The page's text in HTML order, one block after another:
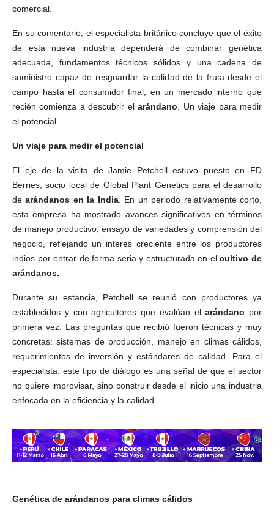
comercial.
En su comentario, el especialista británico concluye que el éxito
de esta nueva industria dependerá de combinar genética
adecuada, fundamentos técnicos sólidos y una cadena de
suministro capaz de resguardar la calidad de la fruta desde el
campo hasta el consumidor final, en un mercado interno que
recién comienza a descubrir elarándano. Un viaje para medir
el potencial
Un viaje para medir el potencial
El eje de la visita de Jamie Petchell estuvo puesto en FD
Berries, socio local de Global Plant Genetics para el desarrollo
dearándanos en la India. En un periodo relativamente corto,
esta empresa ha mostrado avances significativos en términos
de manejo productivo, ensayo de variedades y comprensión del
negocio, reflejando un interés creciente entre los productores
indios por entrar de forma seria y estructurada en elcultivo de
arándanos.
Durante su estancia, Petchell se reunió con productores ya
establecidos y con agricultores que evalúan elarándano por
primera vez. Las preguntas que recibió fueron técnicas y muy
concretas: sistemas de producción, manejo en climas cálidos,
requerimientos de inversión y estándares de calidad. Para el
especialista, este tipo de diálogo es una señal de que el sector
no quiere improvisar, sino construir desde el inicio una industria
enfocada en la eficiencia y la calidad.
Genética de arándanos para climas cálidos